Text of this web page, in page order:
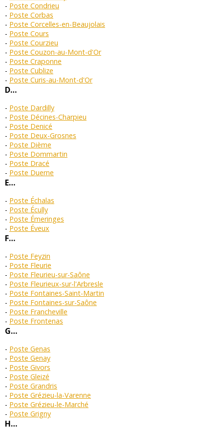
Poste Condrieu
Poste Corbas
Poste Corcelles-en-Beaujolais
Poste Cours
Poste Courzieu
Poste Couzon-au-Mont-d'Or
Poste Craponne
Poste Cublize
Poste Curis-au-Mont-d'Or
D…
Poste Dardilly
Poste Décines-Charpieu
Poste Denicé
Poste Deux-Grosnes
Poste Dième
Poste Dommartin
Poste Dracé
Poste Duerne
E…
Poste Échalas
Poste Écully
Poste Émeringes
Poste Éveux
F…
Poste Feyzin
Poste Fleurie
Poste Fleurieu-sur-Saône
Poste Fleurieux-sur-l'Arbresle
Poste Fontaines-Saint-Martin
Poste Fontaines-sur-Saône
Poste Francheville
Poste Frontenas
G…
Poste Genas
Poste Genay
Poste Givors
Poste Gleizé
Poste Grandris
Poste Grézieu-la-Varenne
Poste Grézieu-le-Marché
Poste Grigny
H…